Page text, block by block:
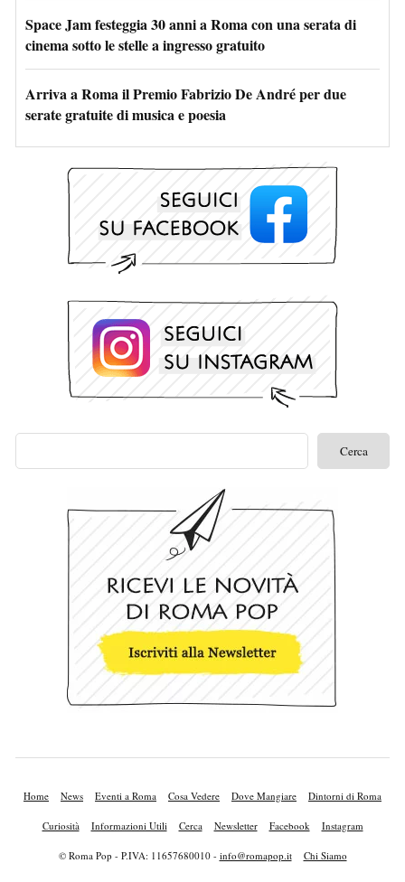
Space Jam festeggia 30 anni a Roma con una serata di
cinema sotto le stelle a ingresso gratuito
Arriva a Roma il Premio Fabrizio De André per due
serate gratuite di musica e poesia
Home News Eventi a Roma Cosa Vedere Dove Mangiare Dintorni di Roma
Curiosità Informazioni Utili Cerca Newsletter Facebook Instagram
© Roma Pop - P.IVA: 11657680010 - info@romapop.it Chi Siamo